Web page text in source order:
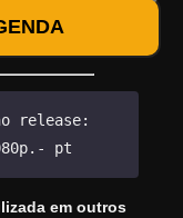
release:
pt
em outros